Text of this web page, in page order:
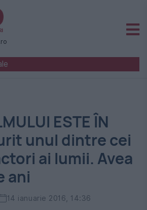
ESTE ÎN
unul dintre cei
ai lumii. Avea
ani
14 ianuarie 2016, 14:36